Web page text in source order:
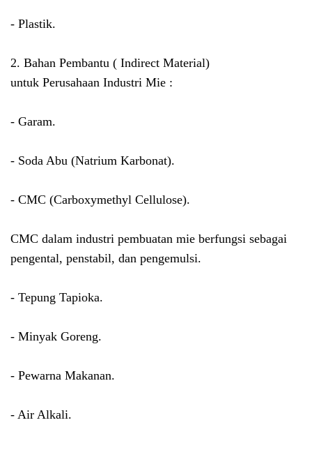
- Plastik.
2. Bahan Pembantu ( Indirect Material)
untuk Perusahaan Industri Mie :
- Garam.
- Soda Abu (Natrium Karbonat).
- CMC (Carboxymethyl Cellulose).
CMC dalam industri pembuatan mie berfungsi sebagai
pengental, penstabil, dan pengemulsi.
- Tepung Tapioka.
- Minyak Goreng.
- Pewarna Makanan.
- Air Alkali.